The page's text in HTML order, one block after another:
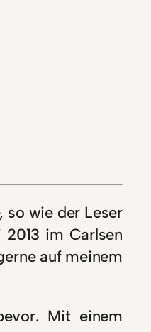
so wie der Leser
im Carlsen
auf meinem
Mit einem